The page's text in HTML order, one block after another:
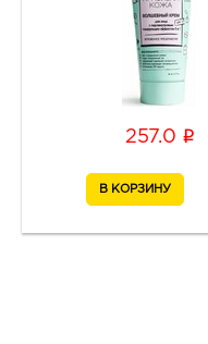
257.0 i